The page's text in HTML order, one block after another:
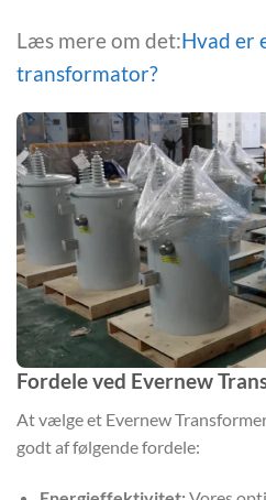
Læs mere om det:Hvad er
transformator?
Fordele ved Evernew
At vælge et Evernew
godt af følgende fordele: